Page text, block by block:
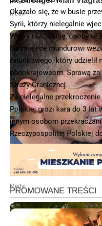
Okazało się, że w busie
Syrii, którzy nielegalnie
Węgry i Słowację, osoby te
Na miejsce mundurowi
ratunkowego, który udzielił
obcokrajowcom. Sprawą
Straży Granicznej.
Za nielegalne
Polskiej grozi kara do 3 lat
innym osobom
Rzeczypospolitej Polskiej